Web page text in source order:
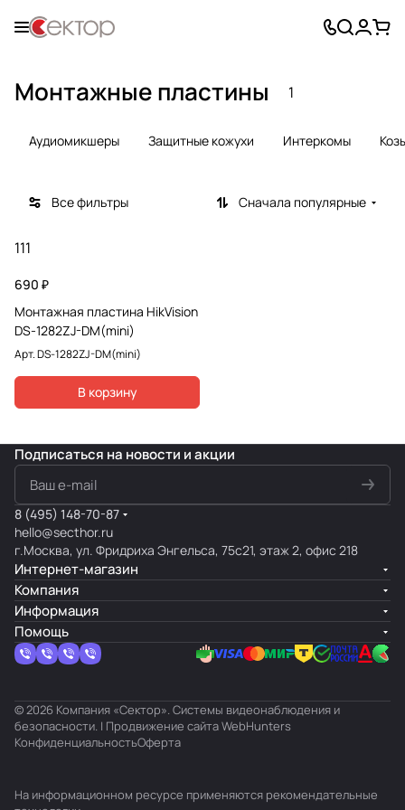
Монтажные пластины 1
Аудиомикшеры Защитные кожухи Интеркомы
Все фильтры Сначала популярные
111
690 ₽
Монтажная пластина HikVision
DS-1282ZJ-DM(mini)
Арт.DS-1282ZJ-DM(mini)
В корзину
Подписаться на новости и акции
8 (495) 148-70-87
hello@secthor.ru
г.Москва, ул. Фридриха Энгельса, 75с21, этаж 2, офис 218
Интернет-магазин
Компания
Информация
Помощь
© 2026 Компания «Сектор». Системы видеонаблюдения и
безопасности. | Продвижение сайтаWebHunters
КонфиденциальностьОферта
На информационном ресурсе применяются рекомендательные